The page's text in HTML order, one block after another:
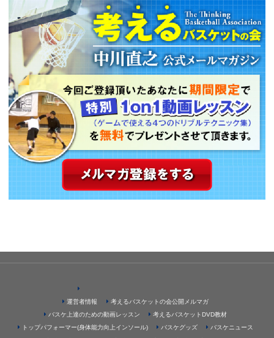
運営者情報
考えるバスケットの会公開メルマガ
バスケ上達のための動画レッスン
考えるバスケットDVD教材
トップパフォーマー(身体能力向上インソール)
バスケグッズ
バスケニュース